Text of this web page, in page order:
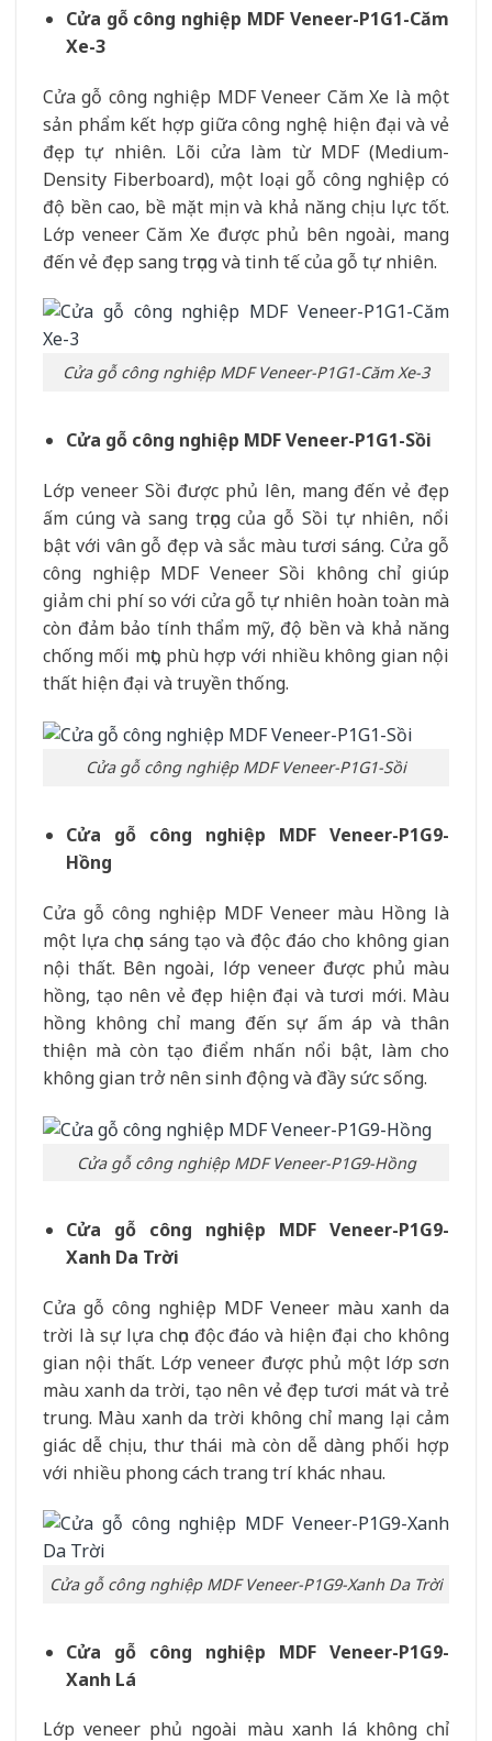
Cửa gỗ công nghiệp MDF Veneer-P1G1-Căm
Xe-3
Cửa gỗ công nghiệp MDF Veneer Căm Xe là một
sản phẩm kết hợp giữa công nghệ hiện đại và vẻ
đẹp tự nhiên. Lõi cửa làm từ MDF (Medium-
Density Fiberboard), một loại gỗ công nghiệp có
độ bền cao, bề mặt mịn và khả năng chịu lực tốt.
Lớp veneer Căm Xe được phủ bên ngoài, mang
đến vẻ đẹp sang trọng và tinh tế của gỗ tự nhiên.
Cửa gỗ công nghiệp MDF Veneer-P1G1-Căm Xe-3
Cửa gỗ công nghiệp MDF Veneer-P1G1-Sồi
Lớp veneer Sồi được phủ lên, mang đến vẻ đẹp
ấm cúng và sang trọng của gỗ Sồi tự nhiên, nổi
bật với vân gỗ đẹp và sắc màu tươi sáng. Cửa gỗ
công nghiệp MDF Veneer Sồi không chỉ giúp
giảm chi phí so với cửa gỗ tự nhiên hoàn toàn mà
còn đảm bảo tính thẩm mỹ, độ bền và khả năng
chống mối mọt, phù hợp với nhiều không gian nội
thất hiện đại và truyền thống.
Cửa gỗ công nghiệp MDF Veneer-P1G1-Sồi
Cửa gỗ công nghiệp MDF Veneer-P1G9-
Hồng
Cửa gỗ công nghiệp MDF Veneer màu Hồng là
một lựa chọn sáng tạo và độc đáo cho không gian
nội thất. Bên ngoài, lớp veneer được phủ màu
hồng, tạo nên vẻ đẹp hiện đại và tươi mới. Màu
hồng không chỉ mang đến sự ấm áp và thân
thiện mà còn tạo điểm nhấn nổi bật, làm cho
không gian trở nên sinh động và đầy sức sống.
Cửa gỗ công nghiệp MDF Veneer-P1G9-Hồng
Cửa gỗ công nghiệp MDF Veneer-P1G9-
Xanh Da Trời
Cửa gỗ công nghiệp MDF Veneer màu xanh da
trời là sự lựa chọn độc đáo và hiện đại cho không
gian nội thất. Lớp veneer được phủ một lớp sơn
màu xanh da trời, tạo nên vẻ đẹp tươi mát và trẻ
trung. Màu xanh da trời không chỉ mang lại cảm
giác dễ chịu, thư thái mà còn dễ dàng phối hợp
với nhiều phong cách trang trí khác nhau.
Cửa gỗ công nghiệp MDF Veneer-P1G9-Xanh Da Trời
Cửa gỗ công nghiệp MDF Veneer-P1G9-
Xanh Lá
Lớp veneer phủ ngoài màu xanh lá không chỉ